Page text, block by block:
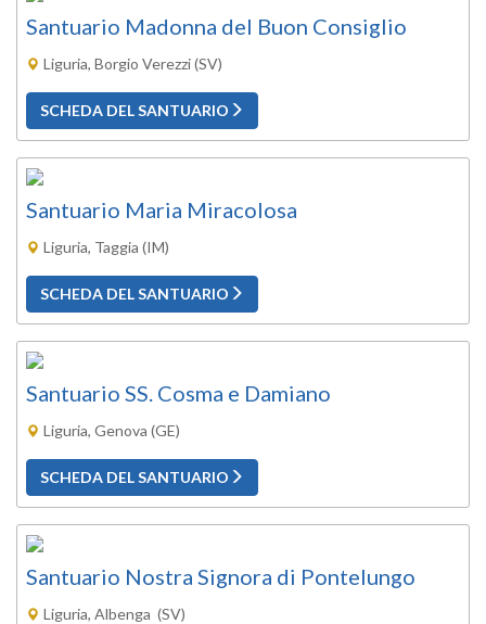
Santuario Madonna del Buon Consiglio
Liguria, Borgio Verezzi (SV)
SCHEDA DEL SANTUARIO
Santuario Maria Miracolosa
Liguria, Taggia (IM)
SCHEDA DEL SANTUARIO
Santuario SS. Cosma e Damiano
Liguria, Genova (GE)
SCHEDA DEL SANTUARIO
Santuario Nostra Signora di Pontelungo
Liguria, Albenga (SV)